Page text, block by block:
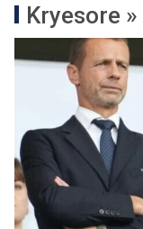
Kryesore »